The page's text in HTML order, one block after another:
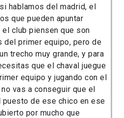
hablamos del madrid, el
que pueden apuntar
club piensen que son
del primer equipo, pero de
trecho muy grande, y para
que el chaval juegue
equipo y jugando con el
vas a conseguir que el
de ese chico en ese
por mucho que